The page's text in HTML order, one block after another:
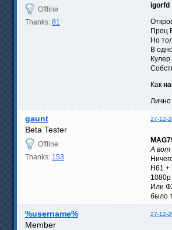
Offline
Thanks: 81
igorfd
Проц
Но
В
Как
Лично
gaunt 27-12-
Beta Tester
Offline
Thanks: 153
А вот
Н61 +
Или
было
%username% 27-12-
Member